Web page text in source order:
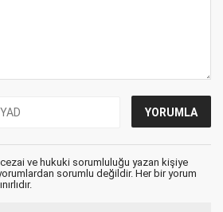
cezai ve hukuki sorumluluğu yazan kişiye
sorumlu değildir. Her bir yorum